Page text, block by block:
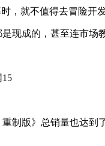
就不值得去冒险开发
成的，甚至连市场
版》总销量也达到